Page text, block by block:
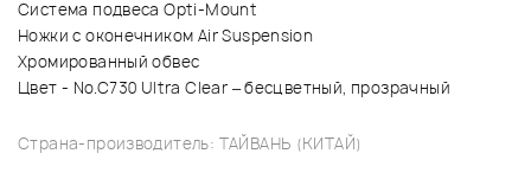
Система подвеса Opti-Mount
Ножки с оконечником Air Suspension
Хромированный обвес
Цвет - No.C730 Ultra Clear – бесцветный, прозрачный
Страна-производитель: ТАЙВАНЬ (КИТАЙ)